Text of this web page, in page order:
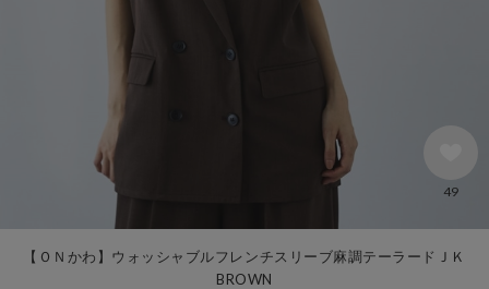
【ＯＮかわ】ウォッシャブルフレンチスリーブ麻調テーラードＪＫ
BROWN
49